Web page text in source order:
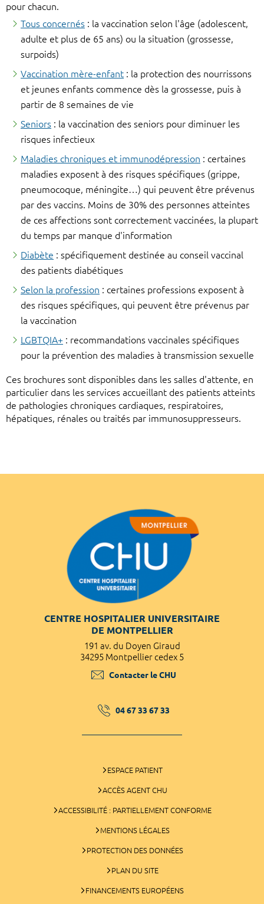
pour chacun.
Tous concernés : la vaccination selon l'âge (adolescent,
adulte et plus de 65 ans) ou la situation (grossesse,
surpoids)
Vaccination mère-enfant : la protection des nourrissons
et jeunes enfants commence dès la grossesse, puis à
partir de 8 semaines de vie
Seniors : la vaccination des seniors pour diminuer les
risques infectieux
Maladies chroniques et immunodépression : certaines
maladies exposent à des risques spécifiques (grippe,
pneumocoque, méningite…) qui peuvent être prévenus
par des vaccins. Moins de 30% des personnes atteintes
de ces affections sont correctement vaccinées, la plupart
du temps par manque d'information
Diabète : spécifiquement destinée au conseil vaccinal
des patients diabétiques
Selon la profession : certaines professions exposent à
des risques spécifiques, qui peuvent être prévenus par
la vaccination
LGBTQIA+ : recommandations vaccinales spécifiques
pour la prévention des maladies à transmission sexuelle
Ces brochures sont disponibles dans les salles d'attente, en
particulier dans les services accueillant des patients atteints
de pathologies chroniques cardiaques, respiratoires,
hépatiques, rénales ou traités par immunosuppresseurs.
CENTRE HOSPITALIER UNIVERSITAIRE
DE MONTPELLIER
191 av. du Doyen Giraud
34295 Montpellier cedex 5
Contacter le CHU
04 67 33 67 33
ESPACE PATIENT
ACCÈS AGENT CHU
ACCESSIBILITÉ : PARTIELLEMENT CONFORME
MENTIONS LÉGALES
PROTECTION DES DONNÉES
PLAN DU SITE
FINANCEMENTS EUROPÉENS